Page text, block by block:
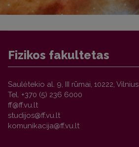
Fizikos fakultetas
Saulėtekio al. 9, III rūmai, 10222, Vilnius
Tel. +370 (5) 236 6000